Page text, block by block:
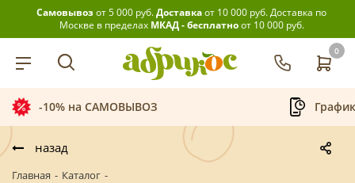
Самовывозот 5 000 руб.Доставкаот 10 000 руб.Доставка по
Москве в пределах МКАД - бесплатноот 10 000 руб.
0
-10% на САМОВЫВОЗ
назад
Главная - Каталог -